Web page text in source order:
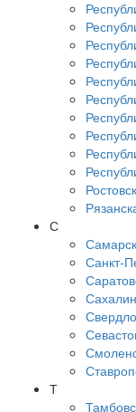
С
Санкт-
Т